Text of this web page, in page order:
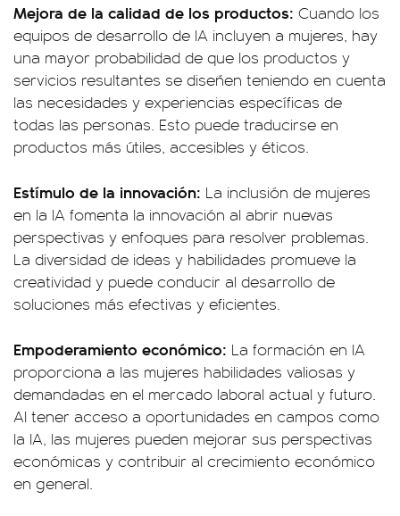
Mejora de la calidad de los productos: Cuando los
equipos de desarrollo de IA incluyen a mujeres, hay
una mayor probabilidad de que los productos y
servicios resultantes se diseñen teniendo en cuenta
las necesidades y experiencias específicas de
todas las personas. Esto puede traducirse en
productos más útiles, accesibles y éticos.
Estímulo de la innovación: La inclusión de mujeres
en la IA fomenta la innovación al abrir nuevas
perspectivas y enfoques para resolver problemas.
La diversidad de ideas y habilidades promueve la
creatividad y puede conducir al desarrollo de
soluciones más efectivas y eficientes.
Empoderamiento económico: La formación en IA
proporciona a las mujeres habilidades valiosas y
demandadas en el mercado laboral actual y futuro.
Al tener acceso a oportunidades en campos como
la IA, las mujeres pueden mejorar sus perspectivas
económicas y contribuir al crecimiento económico
en general.